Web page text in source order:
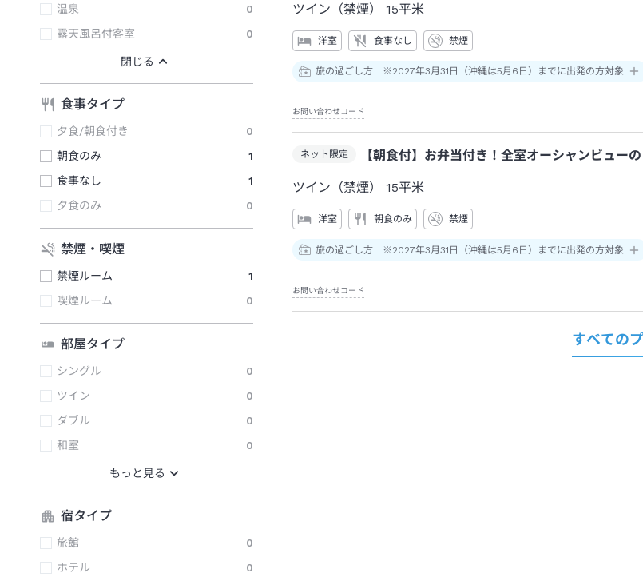
温泉
0
露天風呂付客室
0
食事タイプ
夕食/朝食付き
0
朝食のみ
1
食事なし
1
夕食のみ
0
禁煙・喫煙
禁煙ルーム
1
喫煙ルーム
0
部屋タイプ
シングル
0
ツイン
0
ダブル
0
和室
0
宿タイプ
旅館
0
ホテル
0
ツイン（禁煙） 15平米
洋室 食事なし 禁煙
旅の過ごし方 ※2027年3月31日（沖縄は5月6日）までに出発の方対象
お問い合わせコード
ネット限定 【朝食付】お弁当付き！全室オーシャンビュー
ツイン（禁煙） 15平米
洋室 朝食のみ 禁煙
旅の過ごし方 ※2027年3月31日（沖縄は5月6日）までに出発の方対象
お問い合わせコード
すべての